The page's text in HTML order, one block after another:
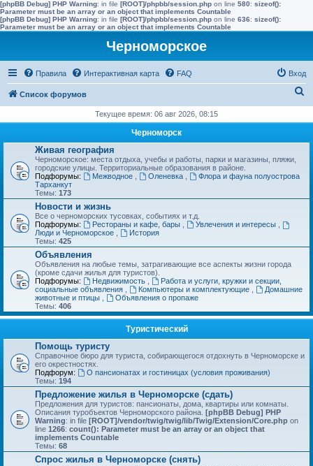
[phpBB Debug] PHP Warning: in file [ROOT]/phpbb/session.php on line 580: sizeof():
Parameter must be an array or an object that implements Countable
[phpBB Debug] PHP Warning: in file [ROOT]/phpbb/session.php on line 636: sizeof():
Parameter must be an array or an object that implements Countable
Черноморское
Правила Интерактивная карта FAQ Вход
Список форумов
с
Текущее время: 06 авг 2026, 08:15
Черноморск
Живая география
Черноморское: места отдыха, учебы и работы, парки и магазины, пляжи,
городские улицы. Территориальные образования в районе.
Подфорумы:
Межводное Оленевка
Флора и фауна полуострова
Тарханкут
Темы: 173
Новости и жизнь
Все о черноморских тусовках, событиях и т.д.
Подфорумы:
Рестораны и кафе, бары Увлечения и интересы
Люди и Черноморское
История
Темы: 425
Объявления
Объявления на любые темы, затрагивающие все аспекты жизни города
(кроме сдачи жилья для туристов).
Подфорумы:
Недвижимость
Работа и услуги, кружки и секции,
социальные объявления
Компьютеры и комплектующие
Домашние
животные и птицы
Объявления о пропаже
Темы: 406
Туристический
Помощь туристу
Справочное бюро для туриста, собирающегося отдохнуть в Черноморске и
его окрестностях.
Подфорум:
О пансионатах и гостиницах (условия проживания)
Темы: 194
Предложение жилья в Черноморске (сдать)
Предложения для туристов: пансионаты, дома, квартиры или комнаты.
Описания туробъектов Черноморского района. [phpBB Debug] PHP
Warning: in file [ROOT]/vendor/twig/twig/lib/Twig/Extension/Core.php on
line 1266: count(): Parameter must be an array or an object that
implements Countable
Темы: 68
Спрос жилья в Черноморске (снять)